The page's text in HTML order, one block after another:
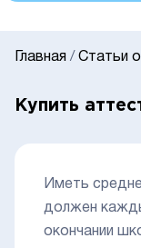
Главная / Статьи
Купить
Иметь
должен
окончании